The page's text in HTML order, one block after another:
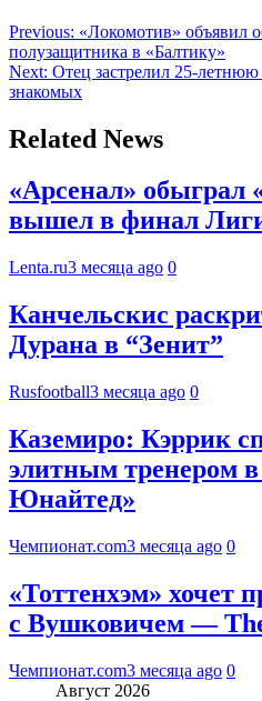
Previous: «Локомотив» объявил
полузащитника в «Балтику»
Next: Отец застрелил 25-
знакомых
Related News
«Арсенал» обыграл
вышел в финал
Lenta.ru3 месяца ago 0
Канчельскис
Дурана в “Зенит”
Rusfootball3 месяца ago 0
Каземиро: Кэррик
элитным тренером
Юнайтед»
Чемпионат.com3 месяца ago 0
«Тоттенхэм» хочет
с Вушковичем —
Чемпионат.com3 месяца ago 0
Август 2026